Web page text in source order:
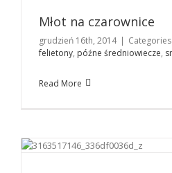
Młot na czarownice
grudzień 16th, 2014 | Categories:
felietony, późne średniowiecze,
Read More
O wisielcu w